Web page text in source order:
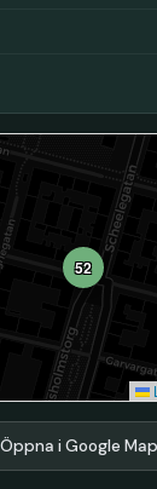
52
Öppna i Google